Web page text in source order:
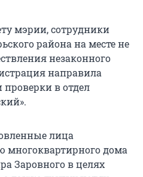
мэрии, сотрудники
района на месте не
незаконного
направила
проверки в отдел
лица
многоквартирного дома
Заровного в целях